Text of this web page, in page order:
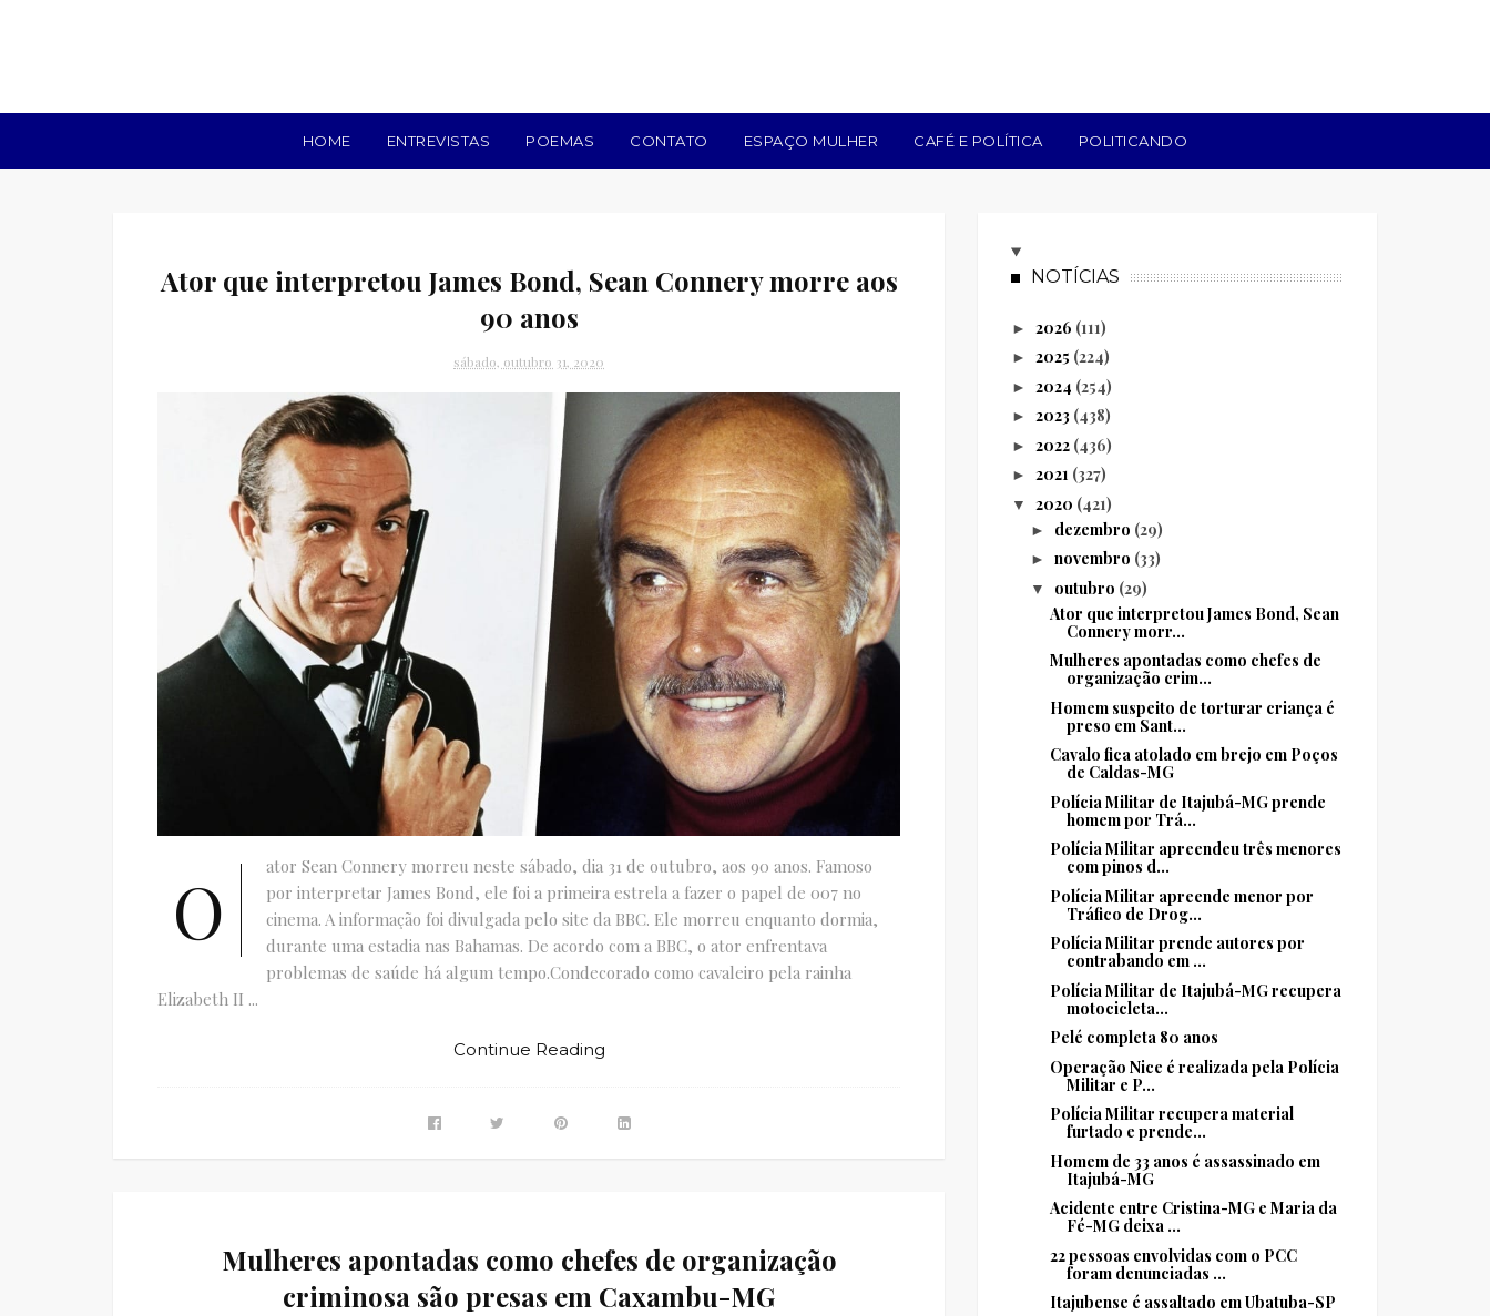
HOME ENTREVISTAS POEMAS CONTATO ESPAÇO MULHER CAFÉ E POLÍTICA POLITICANDO
Ator que interpretou James Bond, Sean Connery morre aos
90 anos
sábado, outubro 31, 2020
O
ator Sean Connery morreu neste sábado, dia 31 de outubro, aos 90 anos. Famoso
por interpretar James Bond, ele foi a primeira estrela a fazer o papel de 007 no
cinema. A informação foi divulgada pelo site da BBC. Ele morreu enquanto dormia,
durante uma estadia nas Bahamas. De acordo com a BBC, o ator enfrentava
problemas de saúde há algum tempo.Condecorado como cavaleiro pela rainha
Elizabeth II ...
Continue Reading
Mulheres apontadas como chefes de organização
criminosa são presas em Caxambu-MG
NOTÍCIAS
► 2026 (111)
► 2025 (224)
► 2024 (254)
► 2023 (438)
► 2022 (436)
► 2021 (327)
▼ 2020 (421)
► dezembro (29)
► novembro (33)
▼ outubro (29)
Ator que interpretou James Bond, Sean
Connery morr...
Mulheres apontadas como chefes de
organização crim...
Homem suspeito de torturar criança é
preso em Sant...
Cavalo fica atolado em brejo em Poços
de Caldas-MG
Polícia Militar de Itajubá-MG prende
homem por Trá...
Polícia Militar apreendeu três menores
com pinos d...
Polícia Militar apreende menor por
Tráfico de Drog...
Polícia Militar prende autores por
contrabando em ...
Polícia Militar de Itajubá-MG recupera
motocicleta...
Pelé completa 80 anos
Operação Nice é realizada pela Polícia
Militar e P...
Polícia Militar recupera material
furtado e prende...
Homem de 33 anos é assassinado em
Itajubá-MG
Acidente entre Cristina-MG e Maria da
Fé-MG deixa ...
22 pessoas envolvidas com o PCC
foram denunciadas ...
Itajubense é assaltado em Ubatuba-SP